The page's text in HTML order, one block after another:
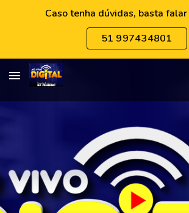
Caso tenha dúvidas, basta falar
51 997434801